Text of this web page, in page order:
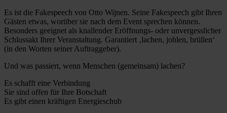
Es ist die Fakespeech von Otto Wijnen. Seine Fakespeech gibt Ihren
Gästen etwas, worüber sie nach dem Event sprechen können.
Besonders geeignet als knallender Eröffnungs- oder unvergesslicher
Schlussakt Ihrer Veranstaltung. Garantiert ‚lachen, johlen, brüllen‘
(in den Worten seiner Auftraggeber).
Und was passiert, wenn Menschen (gemeinsam) lachen?
Es schafft eine Verbindung
Sie sind offen für Ihre Botschaft
Es gibt einen kräftigen Energieschub